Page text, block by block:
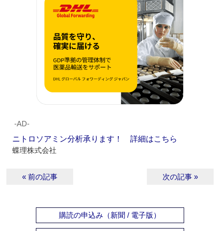
‐AD‐
ニトロソアミン分析承ります！ 詳細はこちら
蝶理株式会社
« 前の記事 次の記事 »
購読の申込み（新聞 / 電子版）